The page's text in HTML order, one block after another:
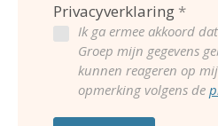
Privacyverklaring
Ik ga ermee akkoord
Groep mijn gegevens
kunnen reageren op
opmerking volgens de